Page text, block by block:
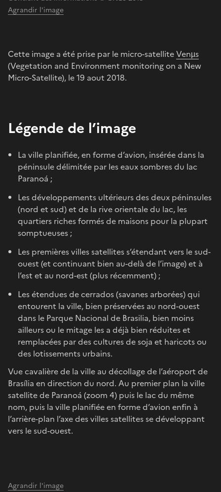
Agrandir l'image
Cette image a été prise par le micro-satelliteVenµs
(Vegetation and Environment monitoring on a New
Micro-Satellite), le 19 aout 2018.
Légende de l’image
La ville planifiée, en forme d’avion, insérée dans la
péninsule délimitée par les eaux sombres du lac
Paranoá ;
Les développements ultérieurs des deux péninsules
(nord et sud) et de la rive orientale du lac, les
quartiers riches formés de maisons pour la plupart
somptueuses ;
Les premières villes satellites s’étendant vers le sud-
ouest (et continuant bien au-delà de l’image) et à
l’est et au nord-est (plus récemment) ;
Les étendues de cerrados (savanes arborées) qui
entourent la ville, bien préservées au nord-ouest
dans le Parque Nacional de Brasilia, bien moins
ailleurs ou le mitage les a déjà bien réduites et
remplacées par des cultures de soja et haricots ou
des lotissements urbains.
Vue cavalière de la ville au décollage de l’aéroport de
Brasília en direction du nord. Au premier plan la ville
satellite de Paranoá (zoom 4) puis le lac du même
nom, puis la ville planifiée en forme d’avion enfin à
l’arrière-plan l’axe des villes satellites se développant
vers le sud-ouest.
Agrandir l'image